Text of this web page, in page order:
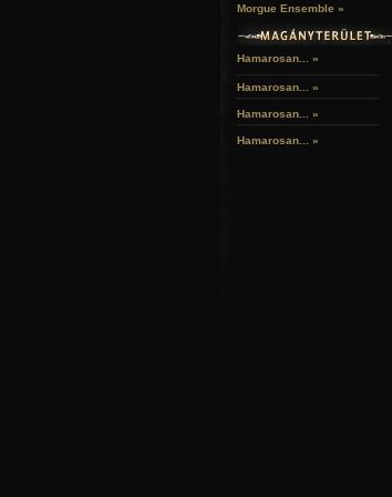
Morgue Ensemble »
Hamarosan... »
Hamarosan... »
Hamarosan... »
Hamarosan... »